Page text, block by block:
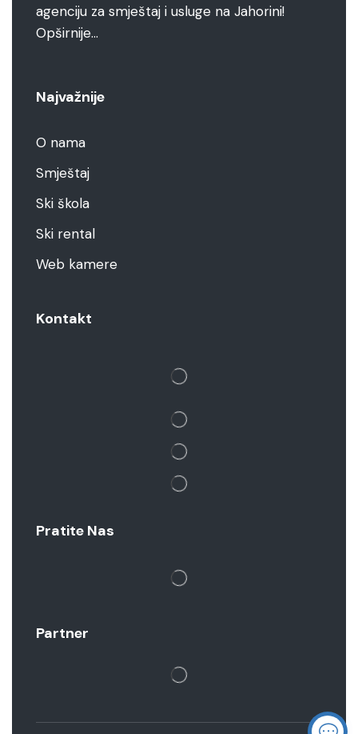
agenciju za smještaj i usluge na Jahorini!
Opširnije…
Najvažnije
O nama
Smještaj
Ski škola
Ski rental
Web kamere
Kontakt
Pratite Nas
Partner